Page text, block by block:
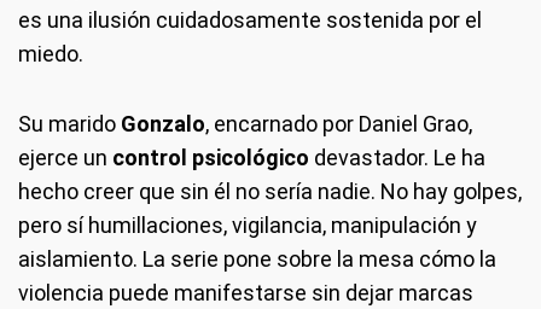
es una ilusión cuidadosamente sostenida por el
miedo.
Su marido Gonzalo, encarnado por Daniel Grao,
ejerce un control psicológico devastador. Le ha
hecho creer que sin él no sería nadie. No hay golpes,
pero sí humillaciones, vigilancia, manipulación y
aislamiento. La serie pone sobre la mesa cómo la
violencia puede manifestarse sin dejar marcas